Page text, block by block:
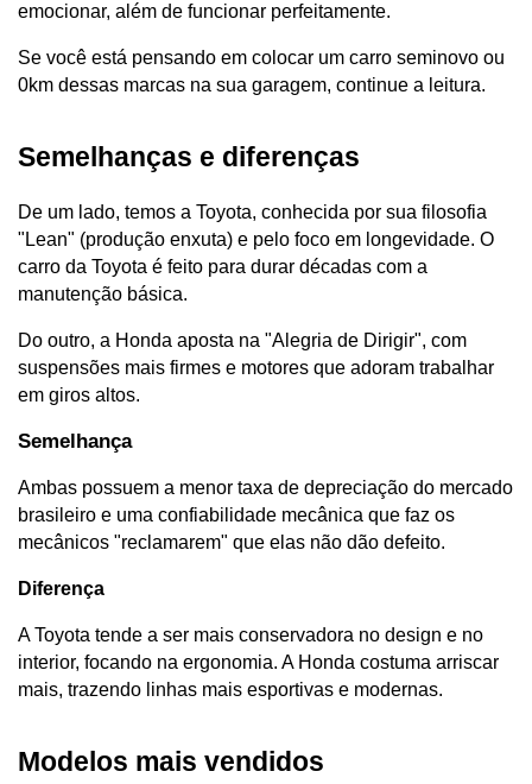
emocionar, além de funcionar perfeitamente.
Se você está pensando em colocar um carro seminovo ou
0km dessas marcas na sua garagem, continue a leitura.
Semelhanças e diferenças
De um lado, temos a Toyota, conhecida por sua filosofia
"Lean" (produção enxuta) e pelo foco em longevidade. O
carro da Toyota é feito para durar décadas com a
manutenção básica.
Do outro, a Honda aposta na "Alegria de Dirigir", com
suspensões mais firmes e motores que adoram trabalhar
em giros altos.
Semelhança
Ambas possuem a menor taxa de depreciação do mercado
brasileiro e uma confiabilidade mecânica que faz os
mecânicos "reclamarem" que elas não dão defeito.
Diferença
A Toyota tende a ser mais conservadora no design e no
interior, focando na ergonomia. A Honda costuma arriscar
mais, trazendo linhas mais esportivas e modernas.
Modelos mais vendidos